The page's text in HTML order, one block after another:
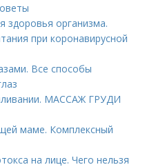
здоровья организма.
при коронавирусной
Все способы
МАССАЖ ГРУДИ
маме. Комплексный
на лице. Чего нельзя